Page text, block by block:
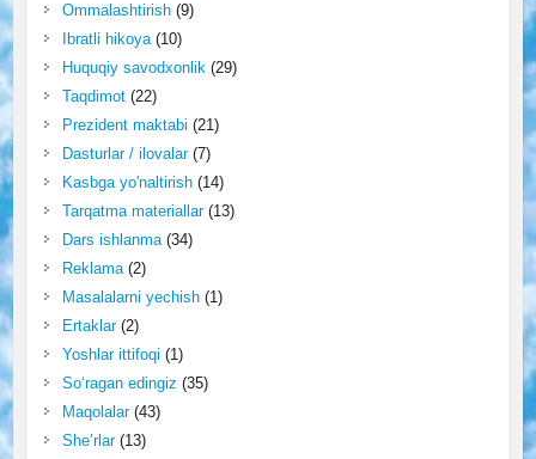
Ommalashtirish(9)
Ibratli hikoya(10)
Huquqiy savodxonlik(29)
Taqdimot(22)
Prezident maktabi (21)
Dasturlar / ilovalar(7)
Kasbga yo'naltirish(14)
Tarqatma materiallar(13)
Dars ishlanma(34)
Reklama(2)
Masalalarni yechish(1)
Ertaklar(2)
Yoshlar ittifoqi (1)
So‘ragan edingiz (35)
Maqolalar(43)
She’rlar(13)